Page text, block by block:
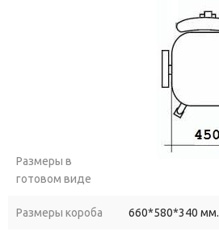
Размеры в
готовом виде
Размеры короба 660*580*340 мм.